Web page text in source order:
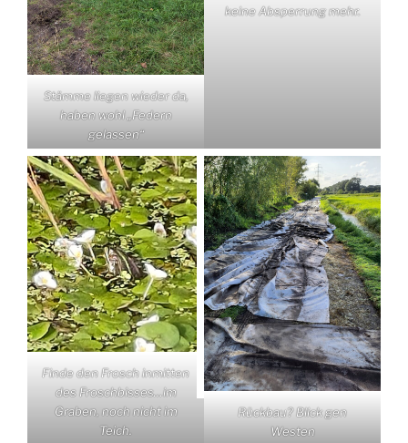
Stämme liegen wieder da,
haben wohl „Federn
gelassen“
keine Absperrung mehr.
Finde den Frosch inmitten
des Froschbisses…im
Graben, noch nicht im
Teich.
Rückbau? Blick gen
Westen